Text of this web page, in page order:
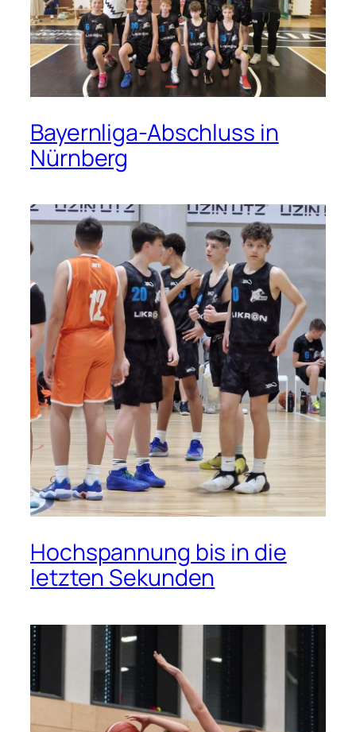
Bayernliga-Abschluss in
Nürnberg
Hochspannung bis in die
letzten Sekunden